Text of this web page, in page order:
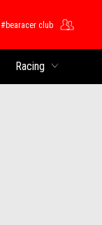
#bearacer club
Racing